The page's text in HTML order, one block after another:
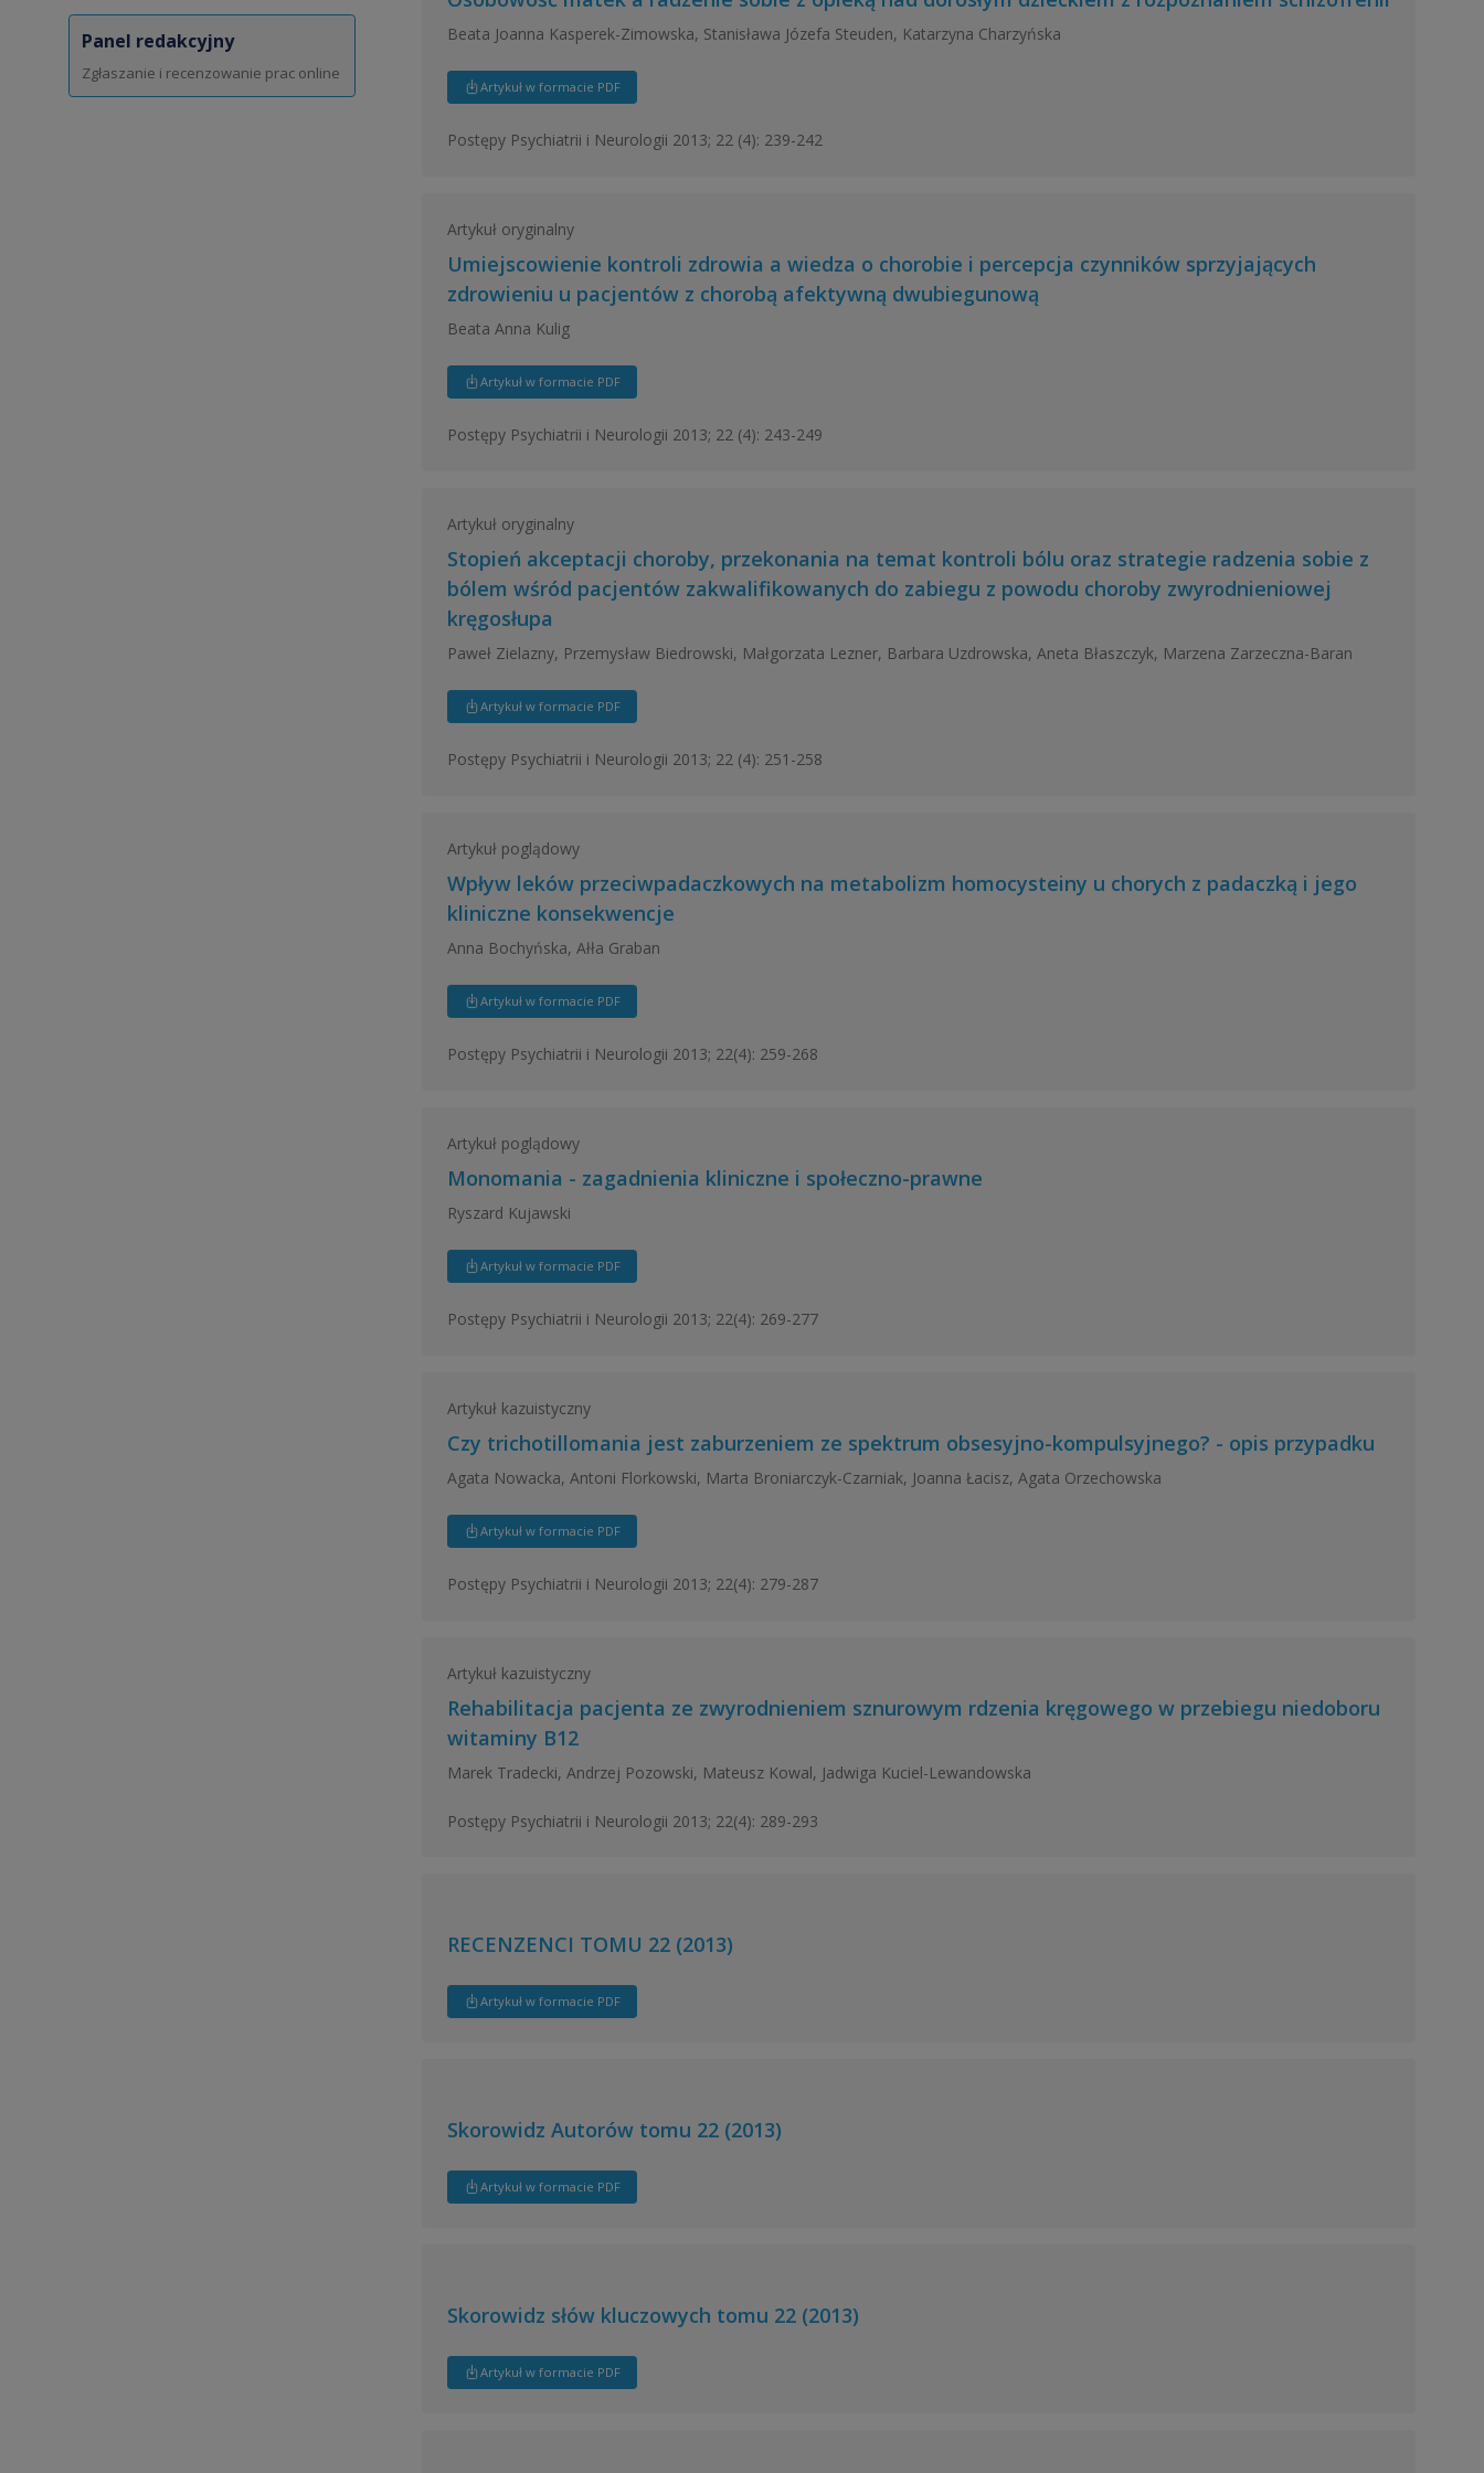
Panel redakcyjny
Zgłaszanie i recenzowanie prac online
Beata Joanna Kasperek-Zimowska, Stanisława Józefa Steuden, Katarzyna Charzyńska
Artykuł w formacie PDF
Postępy Psychiatrii i Neurologii 2013; 22 (4): 239-242
Artykuł oryginalny
Umiejscowienie kontroli zdrowia a wiedza o chorobie i percepcja czynników sprzyjających
zdrowieniu u pacjentów z chorobą afektywną dwubiegunową
Beata Anna Kulig
Artykuł w formacie PDF
Postępy Psychiatrii i Neurologii 2013; 22 (4): 243-249
Artykuł oryginalny
Stopień akceptacji choroby, przekonania na temat kontroli bólu oraz strategie radzenia sobie z
bólem wśród pacjentów zakwalifikowanych do zabiegu z powodu choroby zwyrodnieniowej
kręgosłupa
Paweł Zielazny, Przemysław Biedrowski, Małgorzata Lezner, Barbara Uzdrowska, Aneta Błaszczyk, Marzena Zarzeczna-Baran
Artykuł w formacie PDF
Postępy Psychiatrii i Neurologii 2013; 22 (4): 251-258
Artykuł poglądowy
Wpływ leków przeciwpadaczkowych na metabolizm homocysteiny u chorych z padaczką i jego
kliniczne konsekwencje
Anna Bochyńska, Ałła Graban
Artykuł w formacie PDF
Postępy Psychiatrii i Neurologii 2013; 22(4): 259-268
Artykuł poglądowy
Monomania - zagadnienia kliniczne i społeczno-prawne
Ryszard Kujawski
Artykuł w formacie PDF
Postępy Psychiatrii i Neurologii 2013; 22(4): 269-277
Artykuł kazuistyczny
Czy trichotillomania jest zaburzeniem ze spektrum obsesyjno-kompulsyjnego? - opis przypadku
Agata Nowacka, Antoni Florkowski, Marta Broniarczyk-Czarniak, Joanna Łacisz, Agata Orzechowska
Artykuł w formacie PDF
Postępy Psychiatrii i Neurologii 2013; 22(4): 279-287
Artykuł kazuistyczny
Rehabilitacja pacjenta ze zwyrodnieniem sznurowym rdzenia kręgowego w przebiegu niedoboru
witaminy B12
Marek Tradecki, Andrzej Pozowski, Mateusz Kowal, Jadwiga Kuciel-Lewandowska
Postępy Psychiatrii i Neurologii 2013; 22(4): 289-293
RECENZENCI TOMU 22 (2013)
Artykuł w formacie PDF
Skorowidz Autorów tomu 22 (2013)
Artykuł w formacie PDF
Skorowidz słów kluczowych tomu 22 (2013)
Artykuł w formacie PDF